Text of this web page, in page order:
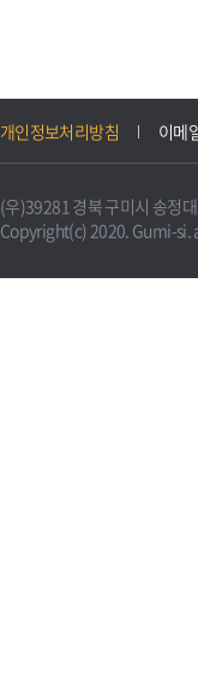
개인정보처리방침 이메
(우)39281 경북 구미시 송
Copyright(c) 2020. Gumi-si.